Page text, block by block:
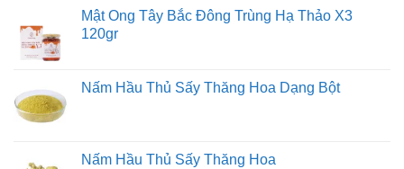
Mật Ong Tây Bắc Đông Trùng Hạ Thảo X3
120gr
Nấm Hầu Thủ Sấy Thăng Hoa Dạng Bột
Nấm Hầu Thủ Sấy Thăng Hoa